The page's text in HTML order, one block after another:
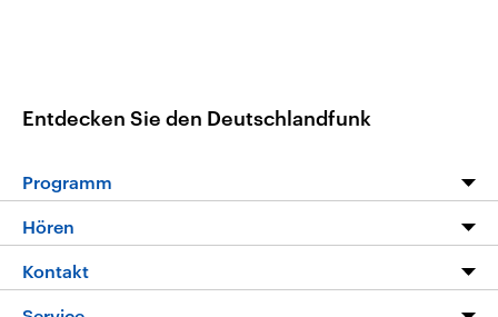
Entdecken Sie den Deutschlandfunk
Programm
Programm
Die Nachrichten
Hören
Livestream
Kontakt
Hörerservice